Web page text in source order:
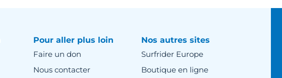
Pour aller plus loin
Faire un don
Nous contacter
Nos autres sites
Surfrider Europe
Boutique en ligne